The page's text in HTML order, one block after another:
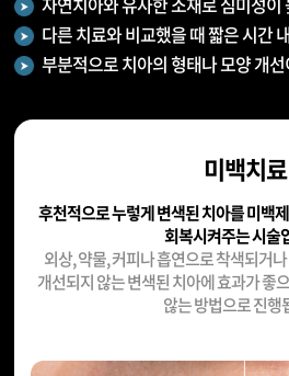
다른 치료와 비교했을 때 짧은 시간
부분적으로 치아의 형태나 모양 개
미백치료
후천적으로 누렇게 변색된 치아를 미백
회복시켜주는 시술
외상, 약물, 커피나 흡연으로 착색되거
개선되지 않는 변색된 치아에 효과가 좋
않는 방법으로 진행